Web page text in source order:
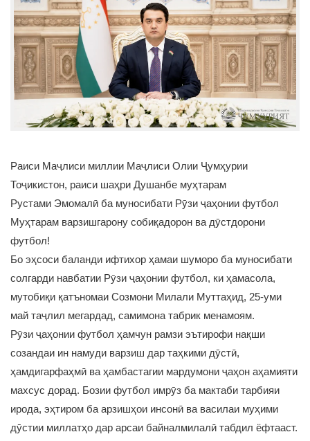
Раиси Маҷлиси миллии Маҷлиси Олии Ҷумҳурии
Тоҷикистон, раиси шаҳри Душанбе муҳтарам
Рустами Эмомалӣ ба муносибати Рӯзи ҷаҳонии футбол
Муҳтарам варзишгарону собиқадорон ва дӯстдорони
футбол!
Бо эҳсоси баланди ифтихор ҳамаи шуморо ба муносибати
солгарди навбатии Рӯзи ҷаҳонии футбол, ки ҳамасола,
мутобиқи қатъномаи Созмони Милали Муттаҳид, 25-уми
май таҷлил мегардад, самимона табрик менамоям.
Рӯзи ҷаҳонии футбол ҳамчун рамзи эътирофи нақши
созандаи ин намуди варзиш дар таҳкими дӯстӣ,
ҳамдигарфаҳмӣ ва ҳамбастагии мардумони ҷаҳон аҳамияти
махсус дорад. Бозии футбол имрӯз ба мактаби тарбияи
ирода, эҳтиром ба арзишҳои инсонӣ ва василаи муҳими
дӯстии миллатҳо дар арсаи байналмилалӣ табдил ёфтааст.